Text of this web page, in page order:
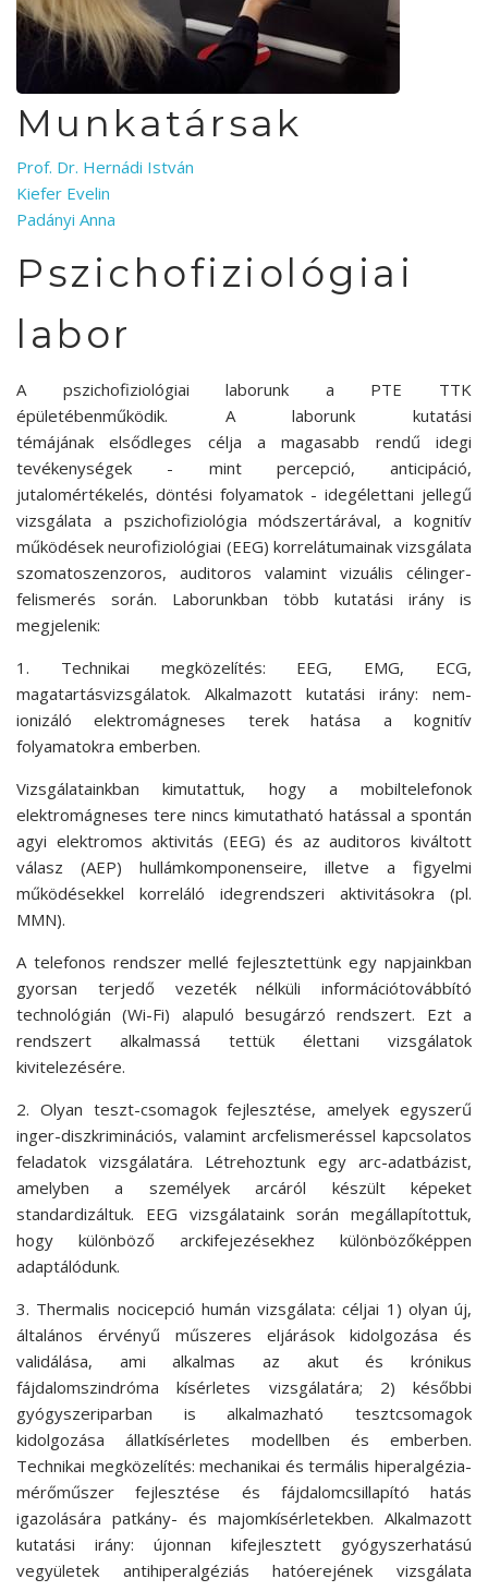
Munkatársak
Prof. Dr. Hernádi István
Kiefer Evelin
Padányi Anna
Pszichofiziológiai
labor
A pszichofiziológiai laborunk a PTE TTK
épületébenműködik. A laborunk kutatási
témájának elsődleges célja a magasabb rendű idegi
tevékenységek - mint percepció, anticipáció,
jutalomértékelés, döntési folyamatok - idegélettani jellegű
vizsgálata a pszichofiziológia módszertárával, a kognitív
működések neurofiziológiai (EEG) korrelátumainak vizsgálata
szomatoszenzoros, auditoros valamint vizuális célinger-
felismerés során. Laborunkban több kutatási irány is
megjelenik:
1. Technikai megközelítés: EEG, EMG, ECG,
magatartásvizsgálatok. Alkalmazott kutatási irány: nem-
ionizáló elektromágneses terek hatása a kognitív
folyamatokra emberben.
Vizsgálatainkban kimutattuk, hogy a mobiltelefonok
elektromágneses tere nincs kimutatható hatással a spontán
agyi elektromos aktivitás (EEG) és az auditoros kiváltott
válasz (AEP) hullámkomponenseire, illetve a figyelmi
működésekkel korreláló idegrendszeri aktivitásokra (pl.
MMN).
A telefonos rendszer mellé fejlesztettünk egy napjainkban
gyorsan terjedő vezeték nélküli információtovábbító
technológián (Wi-Fi) alapuló besugárzó rendszert. Ezt a
rendszert alkalmassá tettük élettani vizsgálatok
kivitelezésére.
2. Olyan teszt-csomagok fejlesztése, amelyek egyszerű
inger-diszkriminációs, valamint arcfelismeréssel kapcsolatos
feladatok vizsgálatára. Létrehoztunk egy arc-adatbázist,
amelyben a személyek arcáról készült képeket
standardizáltuk. EEG vizsgálataink során megállapítottuk,
hogy különböző arckifejezésekhez különbözőképpen
adaptálódunk.
3. Thermalis nocicepció humán vizsgálata: céljai 1) olyan új,
általános érvényű műszeres eljárások kidolgozása és
validálása, ami alkalmas az akut és krónikus
fájdalomszindróma kísérletes vizsgálatára; 2) későbbi
gyógyszeriparban is alkalmazható tesztcsomagok
kidolgozása állatkísérletes modellben és emberben.
Technikai megközelítés: mechanikai és termális hiperalgézia-
mérőműszer fejlesztése és fájdalomcsillapító hatás
igazolására patkány- és majomkísérletekben. Alkalmazott
kutatási irány: újonnan kifejlesztett gyógyszerhatású
vegyületek antihiperalgéziás hatóerejének vizsgálata